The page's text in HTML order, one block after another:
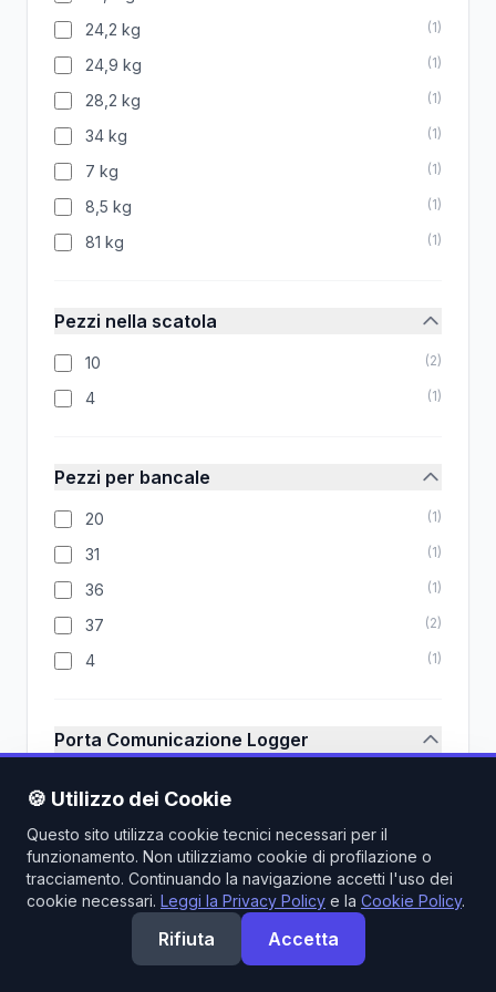
24,2 kg
(1)
24,9 kg (1)
28,2 kg (1)
34 kg (1)
7 kg (1)
8,5 kg (1)
81 kg (1)
Pezzi nella scatola
10 (2)
4 (1)
Pezzi per bancale
20 (1)
31 (1)
36 (1)
37 (2)
4 (1)
Porta Comunicazione Logger
Porte Output AC
2x Schuko (2)
3x Schuko
🍪 Utilizzo dei Cookie
Questo sito utilizza cookie tecnici necessari per il
funzionamento. Non utilizziamo cookie di profilazione o
tracciamento. Continuando la navigazione accetti l'uso dei
cookie necessari. Leggi la Privacy Policy e la Cookie Policy.
Rifiuta Accetta